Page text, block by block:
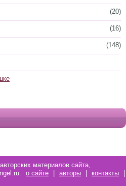
(20)
(16)
(148)
материалов сайта,
о сайте авторы контакты